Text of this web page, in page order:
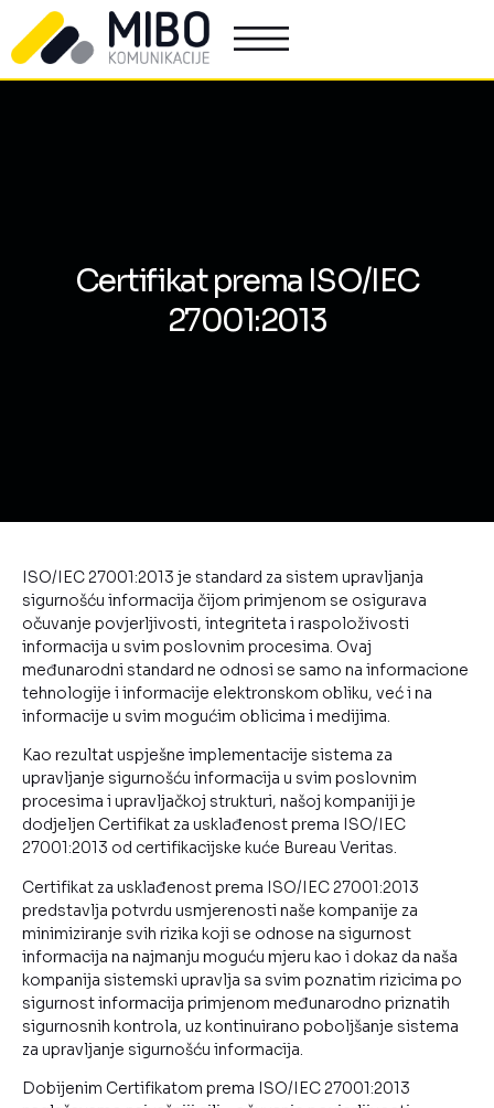
Certifikat prema ISO/IEC
27001:2013
ISO/IEC 27001:2013 je standard za sistem upravljanja
sigurnošću informacija čijom primjenom se osigurava
očuvanje povjerljivosti, integriteta i raspoloživosti
informacija u svim poslovnim procesima. Ovaj
međunarodni standard ne odnosi se samo na informacione
tehnologije i informacije elektronskom obliku, već i na
informacije u svim mogućim oblicima i medijima.
Kao rezultat uspješne implementacije sistema za
upravljanje sigurnošću informacija u svim poslovnim
procesima i upravljačkoj strukturi, našoj kompaniji je
dodjeljen Certifikat za usklađenost prema ISO/IEC
27001:2013 od certifikacijske kuće Bureau Veritas.
Certifikat za usklađenost prema ISO/IEC 27001:2013
predstavlja potvrdu usmjerenosti naše kompanije za
minimiziranje svih rizika koji se odnose na sigurnost
informacija na najmanju moguću mjeru kao i dokaz da naša
kompanija sistemski upravlja sa svim poznatim rizicima po
sigurnost informacija primjenom međunarodno priznatih
sigurnosnih kontrola, uz kontinuirano poboljšanje sistema
za upravljanje sigurnošću informacija.
Dobijenim Certifikatom prema ISO/IEC 27001:2013